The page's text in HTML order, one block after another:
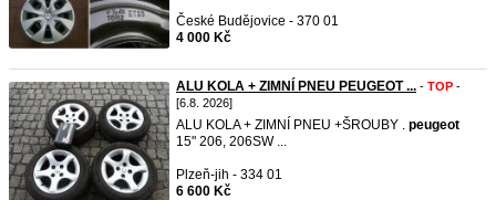
České Budějovice - 370 01
4 000 Kč
ALU KOLA + ZIMNÍ PNEU PEUGEOT ... - TOP -
[6.8. 2026]
ALU KOLA + ZIMNÍ PNEU +ŠROUBY . peugeot
15" 206, 206SW ...
Plzeň-jih - 334 01
6 600 Kč